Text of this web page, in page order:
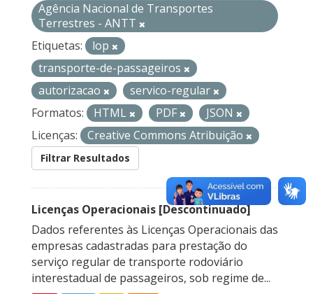
Agência Nacional de Transportes
Terrestres - ANTT
Etiquetas:
lop
transporte-de-passageiros
autorizacao
servico-regular
Formatos:
HTML PDF
JSON
Licenças:
Creative Commons Atribuição
Filtrar Resultados
Licenças Operacionais [Descontinuado]
Dados referentes às Licenças Operacionais das
empresas cadastradas para prestação do
serviço regular de transporte rodoviário
interestadual de passageiros, sob regime de...